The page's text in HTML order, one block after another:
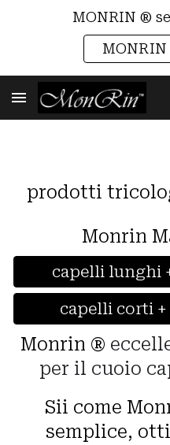
MONRIN ®
MONRIN
prodotti
Monrin
capelli lunghi
capelli corti
Monrin ®
per il cuoio
Sii come
semplice,